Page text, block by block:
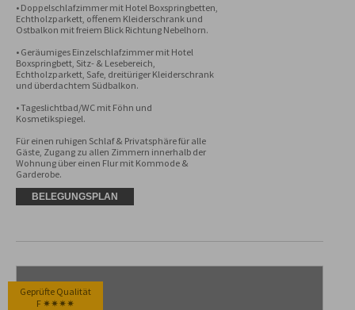
• Doppelschlafzimmer mit Hotel Boxspringbetten,
Echtholzparkett, offenem Kleiderschrank und
Ostbalkon mit freiem Blick Richtung Nebelhorn.
• Geräumiges Einzelschlafzimmer mit Hotel
Boxspringbett, Sitz- & Lesebereich,
Echtholzparkett, Safe, dreitüriger Kleiderschrank
und überdachtem Südbalkon.
• Tageslichtbad/WC mit Föhn und
Kosmetikspiegel.
Für einen ruhigen Schlaf & Privatsphäre für alle
Gäste, Zugang zu allen Zimmern innerhalb der
Wohnung über einen Flur mit Kommode &
Garderobe.
BELEGUNGSPLAN
Geprüfte Qualität
F ✷✷✷✷